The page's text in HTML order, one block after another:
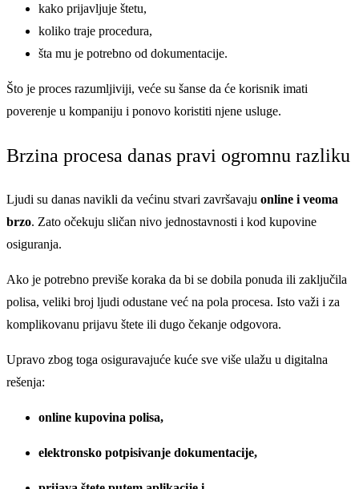
kako prijavljuje štetu,
koliko traje procedura,
šta mu je potrebno od dokumentacije.
Što je proces razumljiviji, veće su šanse da će korisnik imati
poverenje u kompaniju i ponovo koristiti njene usluge.
Brzina procesa danas pravi ogromnu razliku
Ljudi su danas navikli da većinu stvari završavaju online i veoma
brzo. Zato očekuju sličan nivo jednostavnosti i kod kupovine
osiguranja.
Ako je potrebno previše koraka da bi se dobila ponuda ili zaključila
polisa, veliki broj ljudi odustane već na pola procesa. Isto važi i za
komplikovanu prijavu štete ili dugo čekanje odgovora.
Upravo zbog toga osiguravajuće kuće sve više ulažu u digitalna
rešenja:
online kupovina polisa,
elektronsko potpisivanje dokumentacije,